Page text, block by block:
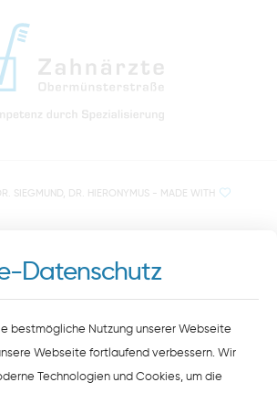
in-regensburg.de
ZUM DATENSCHUTZ
SIEGMUND, DR. HIERONYMUS - MADE WITH
Datenschutz
bestmögliche Nutzung unserer Webseite
Webseite fortlaufend verbessern. Wir
Technologien und Cookies, um die